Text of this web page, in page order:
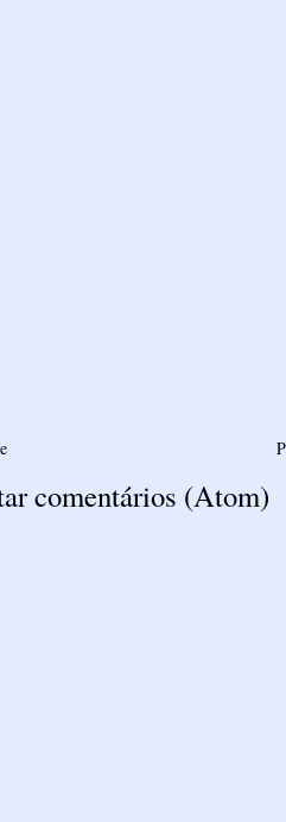
comentários (Atom)